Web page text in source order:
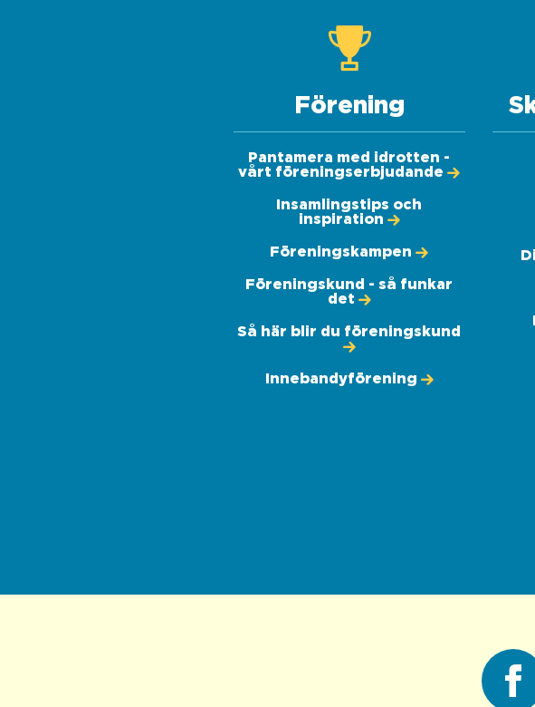
Förening
Pantamera med idrotten -
vårt föreningserbjudande
Insamlingstips och
inspiration
Föreningskampen
Föreningskund - så funkar
det
Så här blir du föreningskund
Innebandyförening